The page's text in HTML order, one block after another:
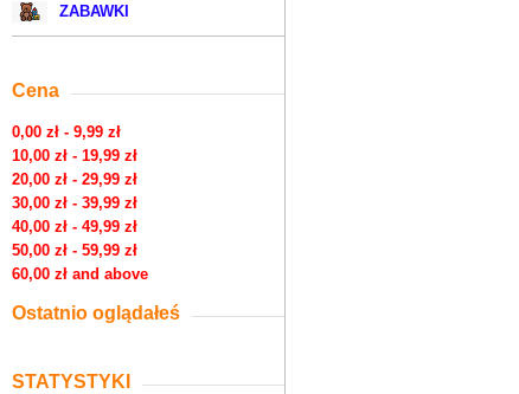
ZABAWKI
Cena
0,00 zł - 9,99 zł
10,00 zł - 19,99 zł
20,00 zł - 29,99 zł
30,00 zł - 39,99 zł
40,00 zł - 49,99 zł
50,00 zł - 59,99 zł
60,00 zł and above
Ostatnio oglądałeś
STATYSTYKI